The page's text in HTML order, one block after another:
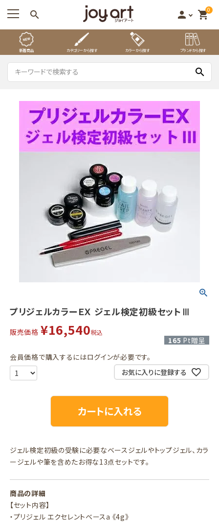
search person 0
shopping_cart
新着商品 カテゴリーから探す カラーから探す ブランドから探す
search
プリジェルカラーＥＸ ジェル検定初級セットⅢ
販売価格 ¥16,540税込
165 Pt贈呈
会員価格で購入するにはログインが必要です。
お気に入りに登録する
カートに入れる
ジェル検定初級の受験に必要なベースジェルやトップジェル、カラ
ージェルや筆を含めたお得な13点セットです。
商品の詳細
【セット内容】
・プリジェル エクセレントベースa 《4g》